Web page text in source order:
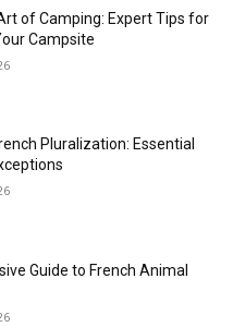
of Camping: Expert Tips for
Campsite
Pluralization: Essential
Guide to French Animal